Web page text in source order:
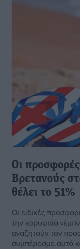
Οι
Βρετανούς
θέλει το 51%
Οι ειδικές
την κορυφαία
αναζητούν τον
συμπέρασμα αυτό